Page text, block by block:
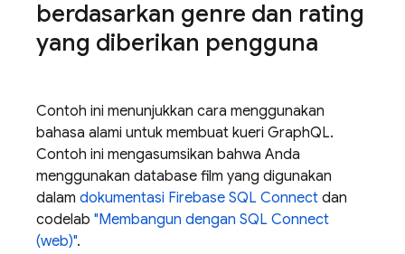
berdasarkan genre dan rating
yang diberikan pengguna
Contoh ini menunjukkan cara menggunakan
bahasa alami untuk membuat kueri GraphQL.
Contoh ini mengasumsikan bahwa Anda
menggunakan database film yang digunakan
dalam dokumentasi Firebase SQL Connect dan
codelab "Membangun dengan SQL Connect
(web)".